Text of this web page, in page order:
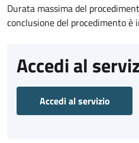
Durata massima del
conclusione del procedimento è
Accedi al
Accedi al servizio